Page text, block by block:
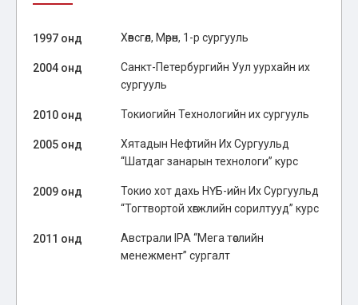
1997 онд Хөвсгөл, Мөрөн, 1-р сургууль
2004 онд
Санкт-Петербургийн Уул уурхайн их
сургууль
2010 онд Токиогийн Технологийн их сургууль
2005 онд
Хятадын Нефтийн Их Сургуульд
“Шатдаг занарын технологи” курс
2009 онд
Токио хот дахь НҮБ-ийн Их Сургуульд
“Тогтвортой хөгжлийн сорилтууд” курс
2011 онд
Австрали IPA “Мега төслийн
менежмент” сургалт